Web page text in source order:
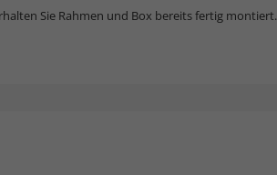
Sie Rahmen und Box bereits fertig montiert.